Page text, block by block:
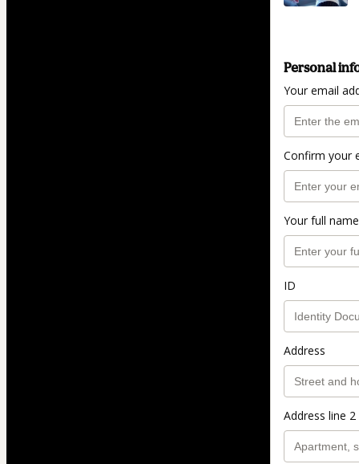
Personal
Your email
Confirm your
Your full name
ID
Address
Address line